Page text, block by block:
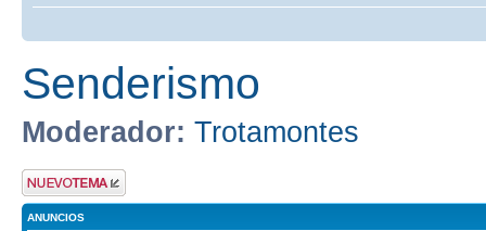
Senderismo
Moderador: Trotamontes
Publicar un nuevo
tema
ANUNCIOS